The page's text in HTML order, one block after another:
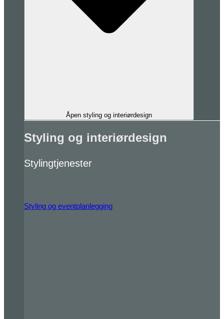
Åpen styling og interiørdesign
Styling og interiørdesign
Stylingtjenester
Styling og eventplanlegging